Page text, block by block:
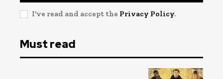
I've read and accept the Privacy Policy.
Must read